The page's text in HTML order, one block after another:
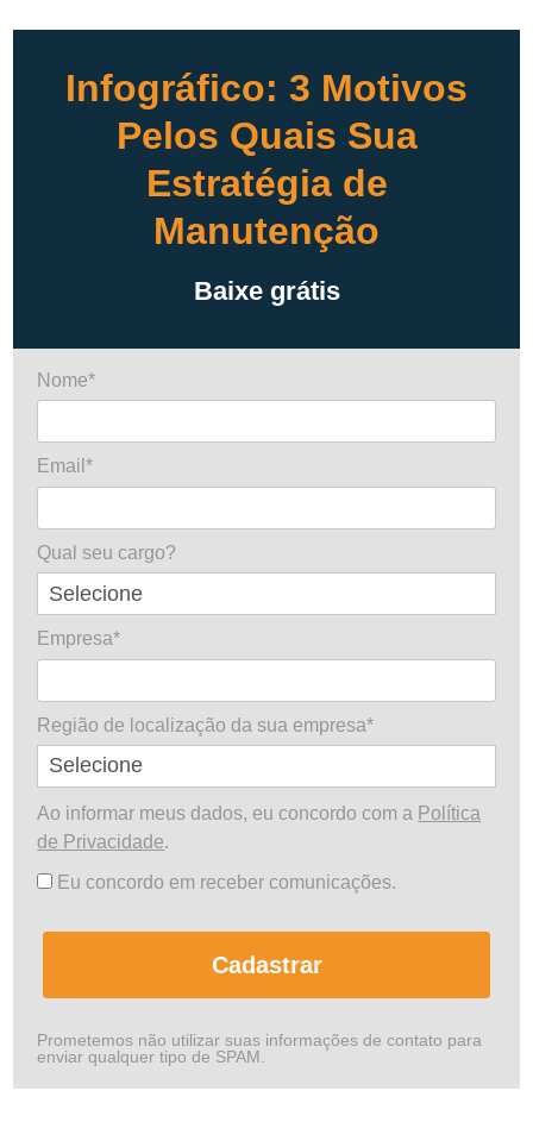
Infográfico: 3 Motivos
Pelos Quais Sua
Estratégia de
Manutenção
Baixe grátis
Nome*
Email*
Qual seu cargo?
Empresa*
Região de localização da sua empresa*
Ao informar meus dados, eu concordo com a Política
de Privacidade.
Eu concordo em receber comunicações.
Cadastrar
Prometemos não utilizar suas informações de contato para
enviar qualquer tipo de SPAM.